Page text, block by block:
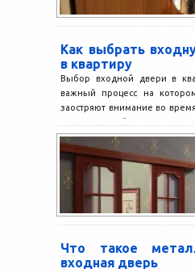
Как выбрать
в квартиру
Выбор входной двери в
важный процесс на
заостряют внимание во
установленной двери...
Что такое
входная дверь